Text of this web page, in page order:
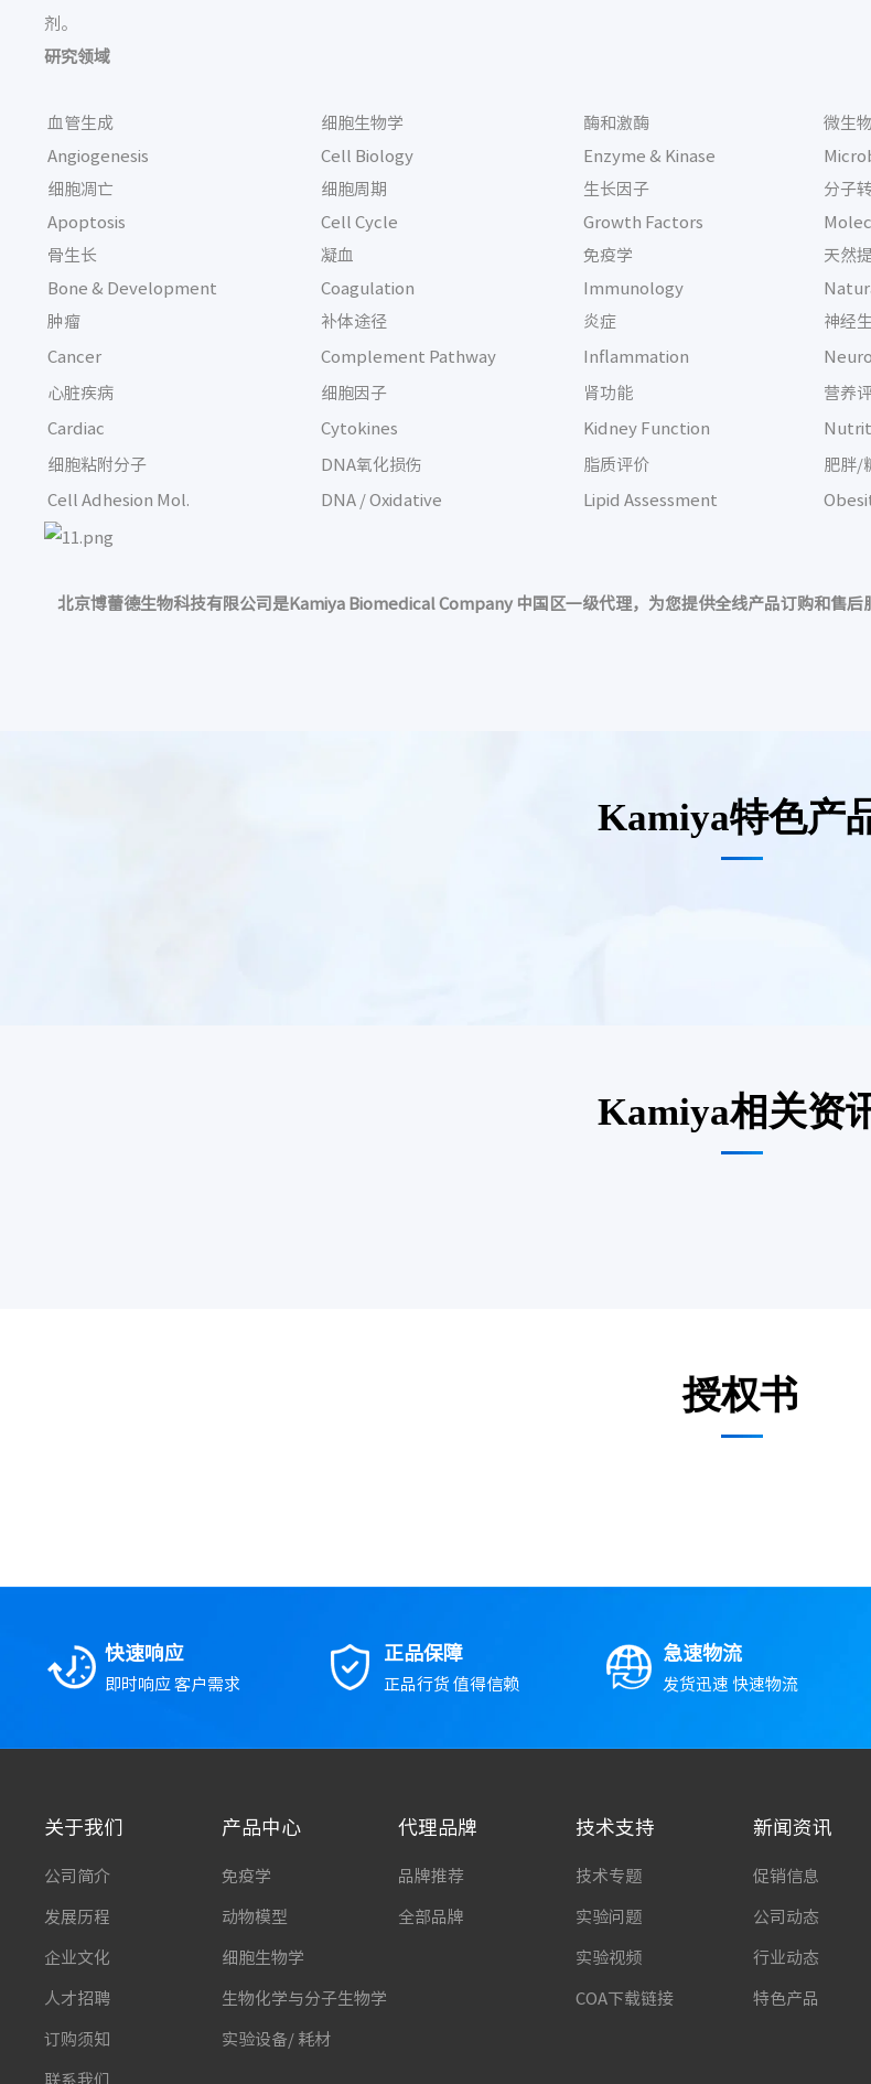
剂。
研究领域
血管生成 细胞生物学 酶和激酶 微生
Angiogenesis
Cell Biology Enzyme & Kinase
细胞凋亡
细胞周期 生长因子 分子
Apoptosis
Cell Cycle Growth Factors
骨生长
凝血 免疫学 天然
Bone & Development
Coagulation Immunology
肿瘤
补体途径 炎症 神经
Cancer Complement Pathway Inflammation
心脏疾病 细胞因子 肾功能 营养
Cardiac Cytokines Kidney Function
细胞粘附分子 DNA氧化损伤 脂质评价 肥胖/
Cell Adhesion Mol. DNA / Oxidative Lipid Assessment
北京博蕾德生物科技有限公司是 Kamiya Biomedical Company 中国区一级代理，为您提供全线产品订购和售后
Kamiya特色产
Kamiya相关资
授权书
快速响应
即时响应 客户需求
正品保障
正品行货 值得信赖
急速物流
发货迅速 快速物流
关于我们
公司简介
发展历程
企业文化
人才招聘
订购须知
联系我们
产品中心
免疫学
动物模型
细胞生物学
生物化学与分子生物学
实验设备/ 耗材
代理品牌
品牌推荐
全部品牌
技术支持
技术专题
实验问题
实验视频
COA下载链接
新闻资讯
促销信息
公司动态
行业动态
特色产品